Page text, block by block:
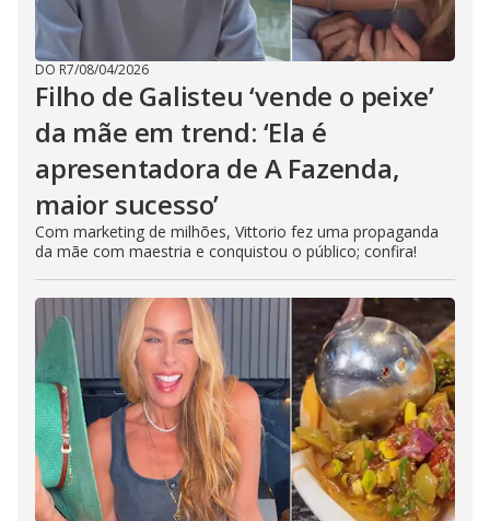
DO R7/08/04/2026
Filho de Galisteu ‘vende o peixe’
da mãe em trend: ‘Ela é
apresentadora de A Fazenda,
maior sucesso’
Com marketing de milhões, Vittorio fez uma propaganda
da mãe com maestria e conquistou o público; confira!